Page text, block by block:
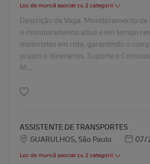
Loc de muncă asociat cu 2 categorii
Descrição da Vaga. Monitoramento de
o monitoramento ativo e em tempo
motoristas em rota, garantindo o
prazos e itinerários. Suporte e
M...
ASSISTENTE DE TRANSPORTES
Locație
GUARULHOS, São Paulo Posted
07/
Loc de muncă asociat cu 2 categorii